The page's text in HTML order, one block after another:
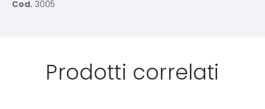
Cod. 3005
Prodotti correlati